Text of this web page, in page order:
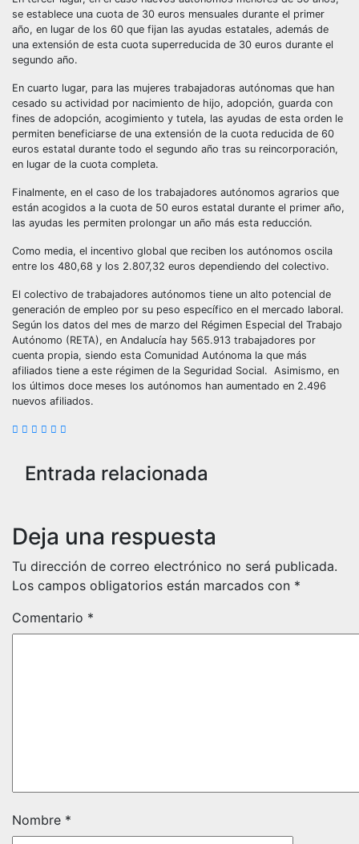
se establece una cuota de 30 euros mensuales durante el primer
año, en lugar de los 60 que fijan las ayudas estatales, además de
una extensión de esta cuota superreducida de 30 euros durante el
segundo año.
En cuarto lugar, para las mujeres trabajadoras autónomas que han
cesado su actividad por nacimiento de hijo, adopción, guarda con
fines de adopción, acogimiento y tutela, las ayudas de esta orden le
permiten beneficiarse de una extensión de la cuota reducida de 60
euros estatal durante todo el segundo año tras su reincorporación,
en lugar de la cuota completa.
Finalmente, en el caso de los trabajadores autónomos agrarios que
están acogidos a la cuota de 50 euros estatal durante el primer año,
las ayudas les permiten prolongar un año más esta reducción.
Como media, el incentivo global que reciben los autónomos oscila
entre los 480,68 y los 2.807,32 euros dependiendo del colectivo.
El colectivo de trabajadores autónomos tiene un alto potencial de
generación de empleo por su peso específico en el mercado laboral.
Según los datos del mes de marzo del Régimen Especial del Trabajo
Autónomo (RETA), en Andalucía hay 565.913 trabajadores por
cuenta propia, siendo esta Comunidad Autónoma la que más
afiliados tiene a este régimen de la Seguridad Social. Asimismo, en
los últimos doce meses los autónomos han aumentado en 2.496
nuevos afiliados.
Entrada relacionada
Deja una respuesta
Tu dirección de correo electrónico no será publicada.
Los campos obligatorios están marcados con *
Comentario *
Nombre *